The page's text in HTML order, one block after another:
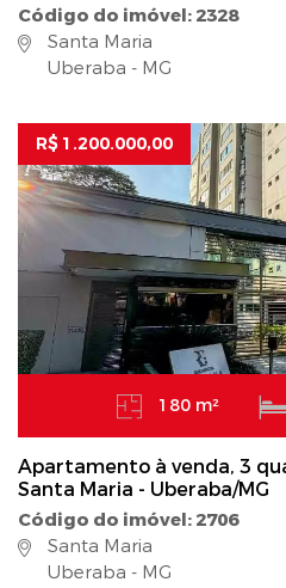
Código do imóvel: 2328
Santa Maria
Uberaba - MG
R$ 1.200.000,00
180 m²
Apartamento à venda, 3
Santa Maria - Uberaba/MG
Código do imóvel: 2706
Santa Maria
Uberaba - MG